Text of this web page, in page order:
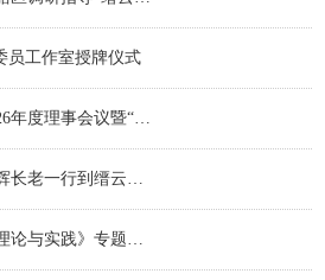
员工作室授牌仪式
北碚区佛教协会召开2026年度理事会议暨“学法规、守戒律、重修为、树形象”教育活动阶段推进会
中国佛教协会副会长圣辉长老一行到缙云寺温泉寺参访
妙慧法师作《佛教养生理论与实践》专题讲座